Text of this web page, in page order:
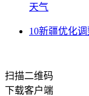
天气
10新疆优化
扫描二维码
下载客户端